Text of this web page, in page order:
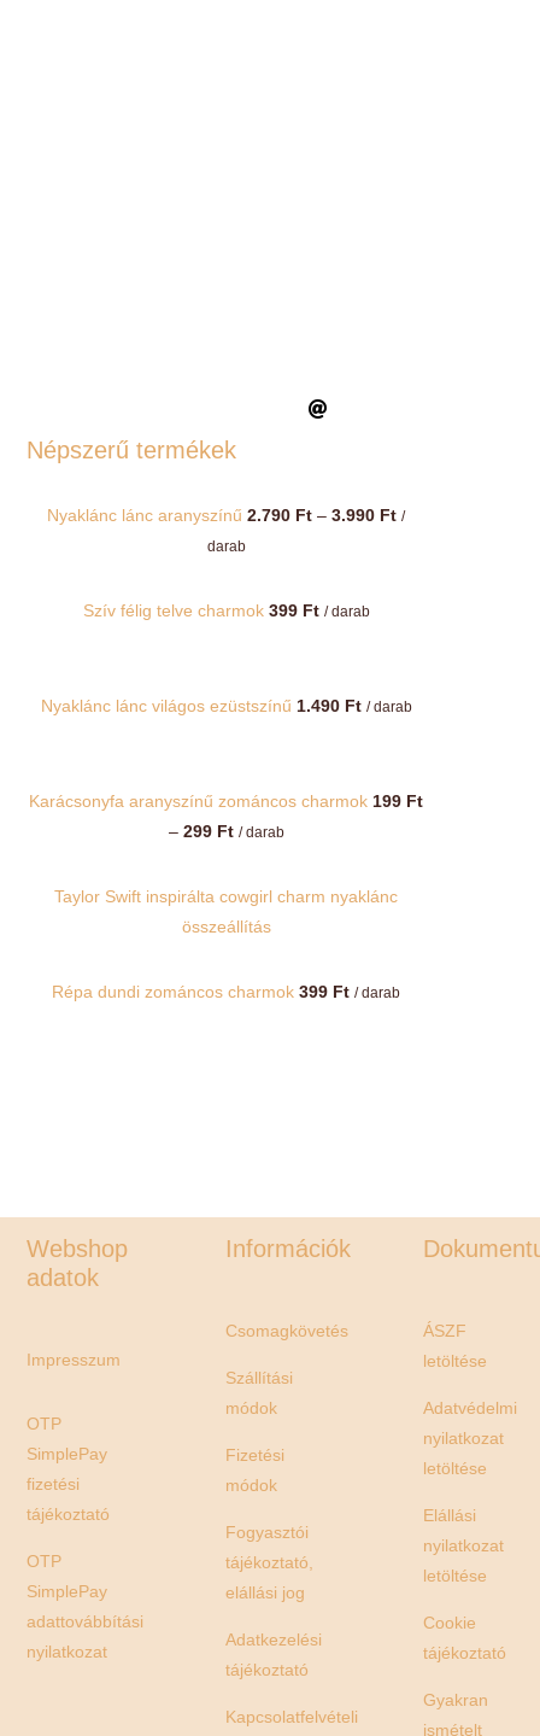
Népszerű termékek
Nyaklánc lánc aranyszínű 2.790 Ft – 3.990 FtÁrtartomány:
/
darab
Szív félig telve charmok 399 Ft / darab
Nyaklánc lánc világos ezüstszínű 1.490 Ft / darab
Karácsonyfa aranyszínű zománcos charmok 199 Ft
– 299 FtÁrtartomány:
-
299 Ft
/ darab
Taylor Swift inspirálta cowgirl charm nyaklánc
összeállítás
Répa dundi zománcos charmok 399 Ft / darab
Webshop
adatok
Impresszum
OTP
SimplePay
fizetési
tájékoztató
OTP
SimplePay
adattovábbítási
nyilatkozat
Információk
Csomagkövetés
Szállítási
módok
Fizetési
módok
Fogyasztói
tájékoztató,
elállási jog
Adatkezelési
tájékoztató
Kapcsolatfelvételi
ÁSZF
letöltése
Adatvédelmi
nyilatkozat
letöltése
Elállási
nyilatkozat
letöltése
Cookie
tájékoztató
Gyakran
ismételt